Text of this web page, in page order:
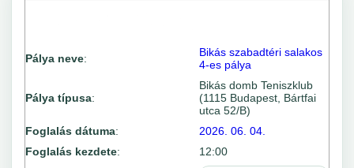
Pálya neve:
Bikás szabadtéri salakos
4-es pálya
Pálya típusa:
Bikás domb Teniszklub
(1115 Budapest, Bártfai
utca 52/B)
Foglalás dátuma:
2026. 06. 04.
Foglalás kezdete: 12:00